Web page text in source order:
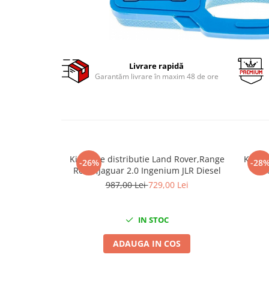
Aparate taiere cu plasma
Pompe si Cilindri Hidraulici
Livrare rapidă
Garantăm livrare în maxim 48 de ore
-26%
Kit fixare distributie Land Rover,Range
Rover,Jaguar 2.0 Ingenium JLR Diesel
987,00 Lei729,00 Lei
IN STOC
ADAUGA IN COS
-
Kit